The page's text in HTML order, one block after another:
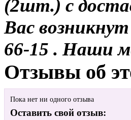
(2шт.) с
Вас
66-15 . Наши
Отзывы об
Пока нет ни одного отзыва
Оставить свой отзыв: